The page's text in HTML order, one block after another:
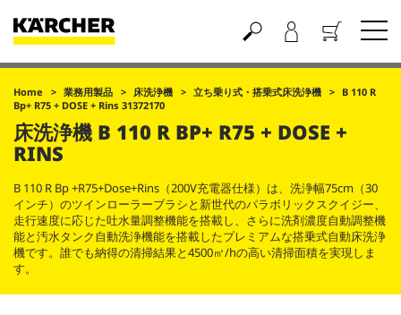
買い物かご
Home 業務用製品 床洗浄機 立ち乗り式・搭乗式床洗浄機
B 110 R
Bp+ R75 + DOSE + Rins 31372170
床洗浄機 B 110 R BP+ R75 + DOSE +
RINS
B 110 R Bp +R75+Dose+Rins（200V充電器仕様）は、洗浄幅75cm（30
インチ）のツインローラーブラシと新世代のパラボリックスクイジー、
走行速度に応じた吐水量調整機能を搭載し、さらに洗剤濃度自動調整機
能と汚水タンク自動洗浄機能を搭載したプレミアムな搭乗式自動床洗浄
機です。誰でも納得の清掃結果と4500㎡/hの高い清掃面積を実現しま
す。